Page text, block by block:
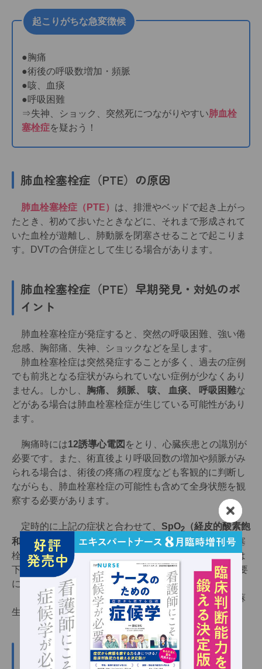
起こりがちな急変徴候
●胸痛
●術後の呼吸数増加・頻脈
●咳、血痰
●呼吸困難
⇒失神、ショック、突然死につながりやすい肺血栓
塞栓症を疑おう！
肺血栓塞栓症（PTE）の原因
肺血栓塞栓症（PTE） は、排泄やベッドで起き上がっ
たとき、初めて歩いたときなどに、それまで形成されて
いた血栓が遊離し、肺動脈を閉塞させることで起こりま
す。DVTの合併症として生じる場合があります。
肺血栓塞栓症（PTE）早期発見・対処のポ
イント
肺血栓塞栓症が発症すると、突然の呼吸困難、強い倦
怠感、胸部痛、失神、ショックなどを呈します。
肺血栓塞栓症は突然発症することが多く、過去の症例
でも前兆となる症状がみられていない症例が少なくあり
ません。しかし、 胸痛、 頻脈、 咳、 血痰、 呼吸困難な
どがある場合は肺血栓塞栓症が生じている可能性があり
ます。
胸痛時には12誘導心電図 をとり、心臓疾患との識別が
必要です。また、術直後より呼吸回数の増加や頻脈がみ
られる場合は、術後の疼痛の程度なども客観的に判断し
ながらも、肺血栓塞栓症の可能性も含めて全身状態を観
察する必要があります。
定時的に上記の症状と合わせて、 SpO2 （経皮的酸素飽
和度）を測定します。酸素濃度の低下があれば肺血栓塞
栓症を疑い、 抗凝固療法を行います。広範囲なものでは
下
大静脈フィルターや経皮的人工心肺 装置の装着が必要
になる場合もあります。
突然の心停止により生じることもあり、この場合は蘇
生が最優先となります。
肺血栓塞栓症（PTE）予防・予測のポイン